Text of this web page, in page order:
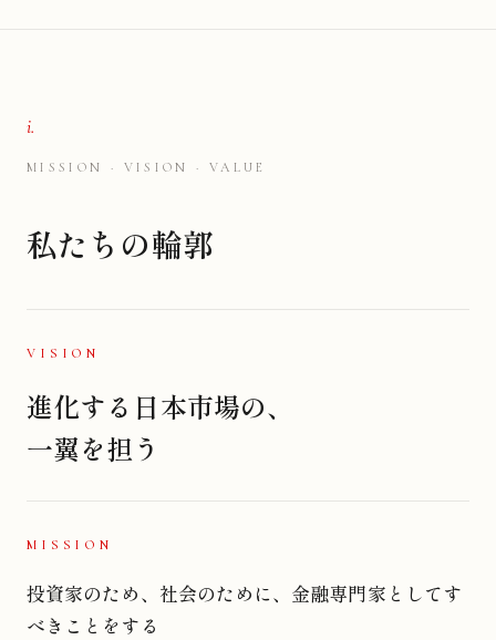
i.
MISSION · VISION · VALUE
私たちの輪郭
VISION
進化する日本市場の、
一翼を担う
MISSION
投資家のため、社会のために、金融専門家としてす
べきことをする